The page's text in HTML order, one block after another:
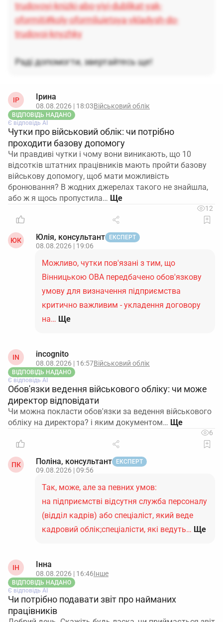
trudovoyi-knizki-abo-yiyi-dublikat-yak-
oformiti#koly-oformliuietsya-vkladysh-do-
trudovoi-knyzhky
Раді допомогти, звертайтесь ще!
ІР Ірина
08.08.2026 | 18:03Військовий облік
ВІДПОВІДЬ НАДАНО
Є відповідь АІ
Чутки про військовий облік: чи потрібно
проходити базову допомогу
Чи правдиві чутки і чому вони виникають, що 10
відсотків штатних працівників мають пройти базову
військову допомогу, щоб мати можливість
бронювання? В жодних джерелах такого не знайшла,
або ж я щось пропустила…
12
ЮК Юлія, консультант ЕКСПЕРТ
08.08.2026 | 19:06
Можливо, чутки пов'язані з тим, що
Вінницькою ОВА передбачено обов'язкову
умову для визначення підприємства
критично важливим - укладення договору
на… Ще
IN incognito
08.08.2026 | 16:57Військовий облік
ВІДПОВІДЬ НАДАНО
Є відповідь АІ
Обов'язки ведення військового обліку: чи може
директор відповідати
Чи можна покласти обов'язки за ведення військового
обліку на директора? і яким документом…
6
ПК Поліна, консультант ЕКСПЕРТ
09.08.2026 | 09:56
Так, може, але за певних умов:
на підприємстві відсутня служба персоналу
(відділ кадрів) або спеціаліст, який веде
кадровий облік;спеціалісти, які ведуть… Ще
ІН Інна
08.08.2026 | 16:46Інше
ВІДПОВІДЬ НАДАНО
Є відповідь АІ
Чи потрібно подавати звіт про найманих
працівників